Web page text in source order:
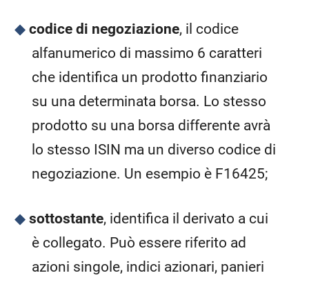
codice di negoziazione, il codice
alfanumerico di massimo 6 caratteri
che identifica un prodotto finanziario
su una determinata borsa. Lo stesso
prodotto su una borsa differente avrà
lo stesso ISIN ma un diverso codice di
negoziazione. Un esempio è F16425;
sottostante, identifica il derivato a cui
è collegato. Può essere riferito ad
azioni singole, indici azionari, panieri